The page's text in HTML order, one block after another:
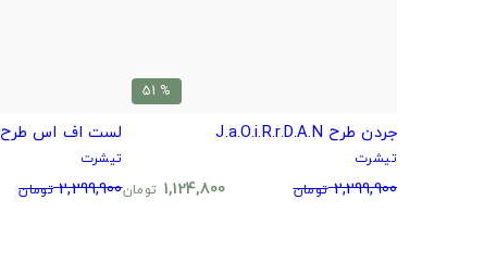
% 51
جردن طرح J.a.O.i.R.r.D.A.N
تیشرت
2,299,900 تومان 1,124,800 تومان
لست اف اس طرح Ellie's
تیشرت
2,299,900 تومان